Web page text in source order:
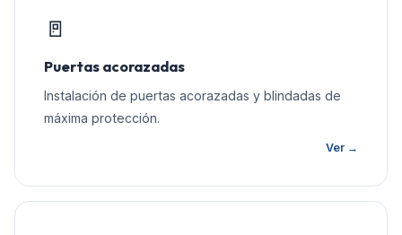
🚪
Puertas acorazadas
Instalación de puertas acorazadas y blindadas de
máxima protección.
Ver →